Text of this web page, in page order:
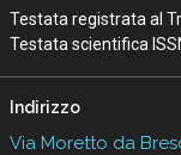
Testata registrata al
Testata scientifica
Indirizzo
Via Moretto da